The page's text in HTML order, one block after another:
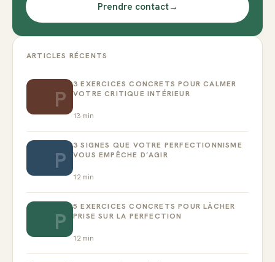
Prendre contact→
ARTICLES RÉCENTS
P
3 EXERCICES CONCRETS POUR CALMER
VOTRE CRITIQUE INTÉRIEUR
13 min
P
3 SIGNES QUE VOTRE PERFECTIONNISME
VOUS EMPÊCHE D’AGIR
12min
P
5 EXERCICES CONCRETS POUR LÂCHER
PRISE SUR LA PERFECTION
12min